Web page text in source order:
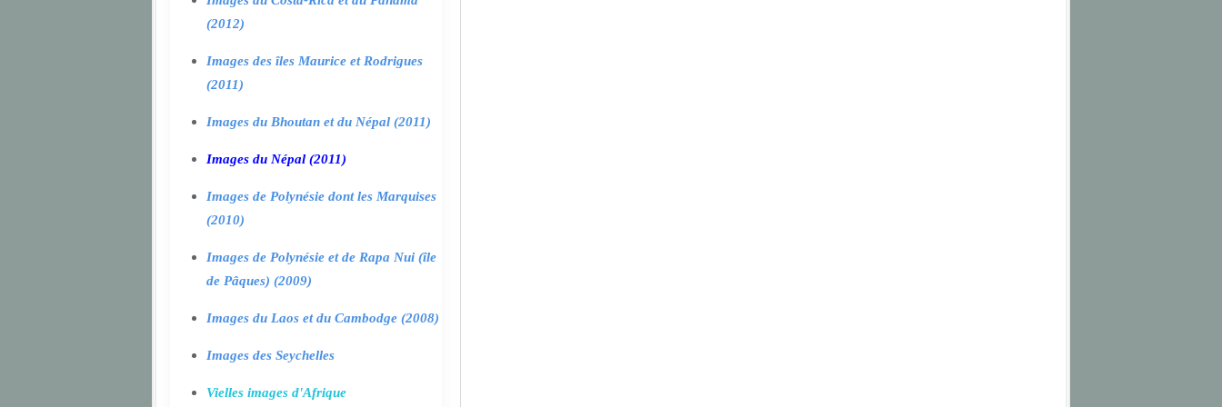
(2012)
Images des îles Maurice et Rodrigues
(2011)
Images du Bhoutan et du Népal (2011)
Images du Népal (2011)
Images de Polynésie dont les Marquises
(2010)
Images de Polynésie et de Rapa Nui (île
de Pâques) (2009)
Images du Laos et du Cambodge (2008)
Images des Seychelles
Vielles images d'Afrique